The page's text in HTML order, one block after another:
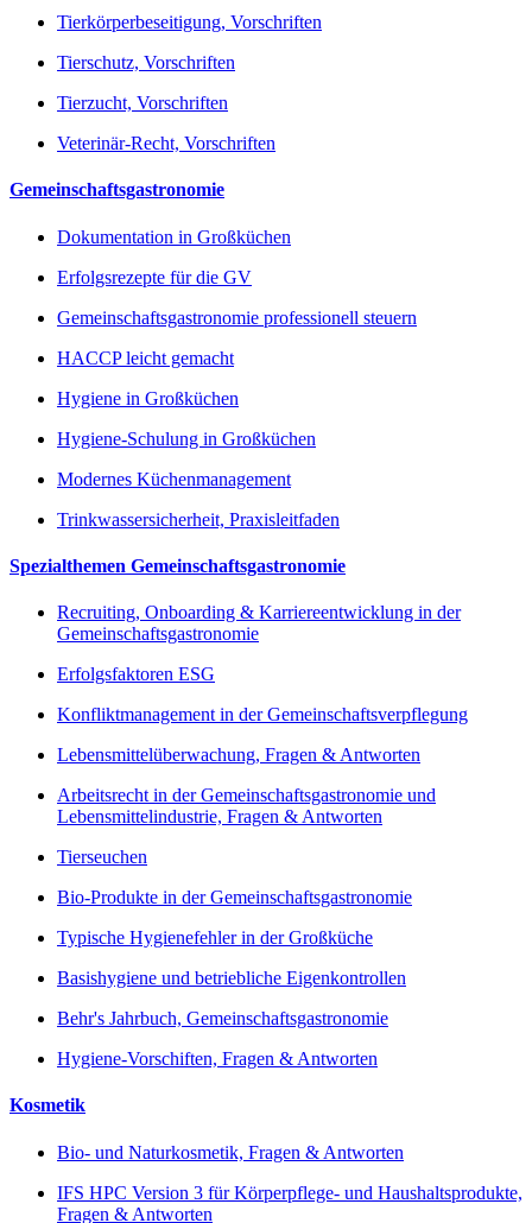
Tierkörperbeseitigung, Vorschriften
Tierschutz, Vorschriften
Tierzucht, Vorschriften
Veterinär-Recht, Vorschriften
Gemeinschaftsgastronomie
Dokumentation in Großküchen
Erfolgsrezepte für die GV
Gemeinschaftsgastronomie professionell steuern
HACCP leicht gemacht
Hygiene in Großküchen
Hygiene-Schulung in Großküchen
Modernes Küchenmanagement
Trinkwassersicherheit, Praxisleitfaden
Spezialthemen Gemeinschaftsgastronomie
Recruiting, Onboarding & Karriereentwicklung in der
Gemeinschaftsgastronomie
Erfolgsfaktoren ESG
Konfliktmanagement in der Gemeinschaftsverpflegung
Lebensmittelüberwachung, Fragen & Antworten
Arbeitsrecht in der Gemeinschaftsgastronomie und
Lebensmittelindustrie, Fragen & Antworten
Tierseuchen
Bio-Produkte in der Gemeinschaftsgastronomie
Typische Hygienefehler in der Großküche
Basishygiene und betriebliche Eigenkontrollen
Behr's Jahrbuch, Gemeinschaftsgastronomie
Hygiene-Vorschiften, Fragen & Antworten
Kosmetik
Bio- und Naturkosmetik, Fragen & Antworten
IFS HPC Version 3 für Körperpflege- und Haushaltsprodukte,
Fragen & Antworten